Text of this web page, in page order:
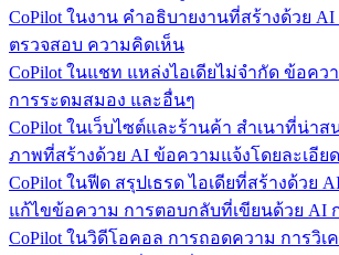
CoPilot ในงาน คำอธิบายงานที่สร้างด้วย AI
ตรวจสอบ ความคิดเห็น
CoPilot ในแชท แหล่งไอเดียไม่จำกัด ข้อคว
การระดมสมอง และอื่นๆ
CoPilot ในเว็บไซต์และร้านค้า สำเนาที่น่าส
ภาพที่สร้างด้วย AI ข้อความแจ้งโดยละเอีย
CoPilot ในฟีด สรุปเธรด ไอเดียที่สร้างด้วย
แก้ไขข้อความ การตอบกลับที่เขียนด้วย AI
CoPilot ในวิดีโอคอล การถอดความ การวิเ